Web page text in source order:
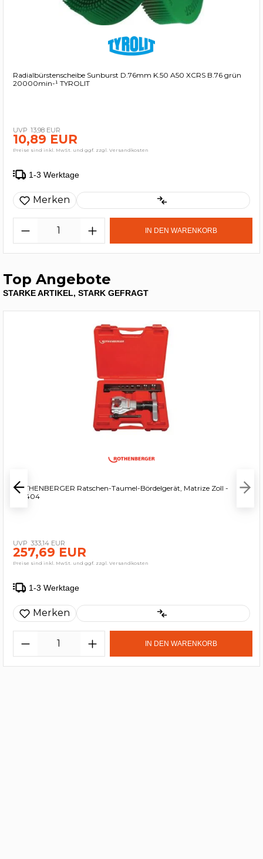
Radialbürstenscheibe Sunburst D.76mm K.50 A50 XCRS B.76 grün
20000min-¹ TYROLIT
13,98 EUR
10,89 EUR
Preise sind inkl. MwSt. und ggf. zzgl. Versandkosten
1-3 Werktage
Merken
IN DEN WARENKORB
Top Angebote
STARKE ARTIKEL, STARK GEFRAGT
ROTHENBERGER Ratschen-Taumel-Bördelgerät, Matrize Zoll -
222404
333,14 EUR
257,69 EUR
Preise sind inkl. MwSt. und ggf. zzgl. Versandkosten
1-3 Werktage
Merken
IN DEN WARENKORB